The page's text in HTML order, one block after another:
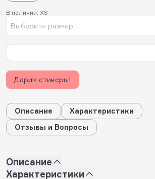
В наличии: XS
Выберите размер
Дарим стикеры!
Описание
Характеристики
Отзывы и Вопросы
Описание
Характеристики